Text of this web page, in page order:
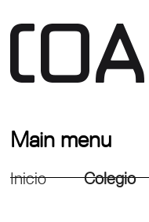
Main menu
Inicio Colegio